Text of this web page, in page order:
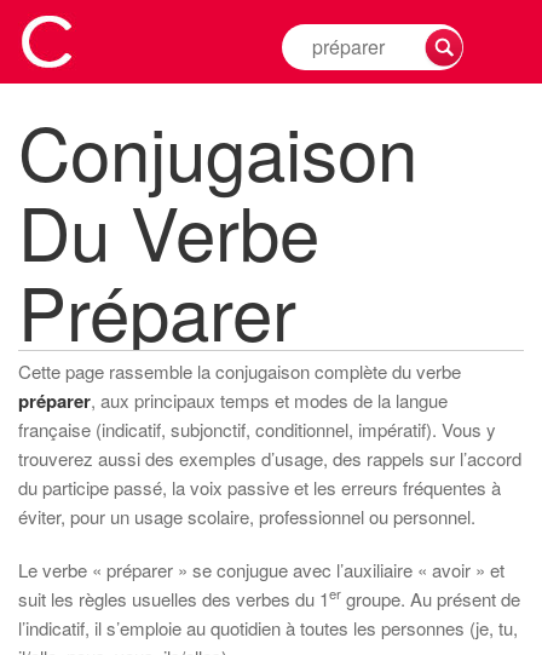
Rechercher
la
d'un
verbe
Conjugaison
Du Verbe
Préparer
Cette page rassemble la conjugaison complète du verbe
préparer, aux principaux temps et modes de la langue
française (indicatif, subjonctif, conditionnel, impératif). Vous y
trouverez aussi des exemples d’usage, des rappels sur l’accord
du participe passé, la voix passive et les erreurs fréquentes à
éviter, pour un usage scolaire, professionnel ou personnel.
Le verbe « préparer » se conjugue avec l’auxiliaire « avoir » et
suit les règles usuelles des verbes du 1er groupe. Au présent de
l’indicatif, il s’emploie au quotidien à toutes les personnes (je, tu,